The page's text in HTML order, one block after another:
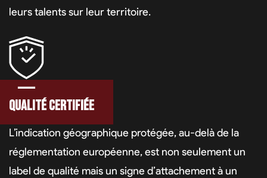
leurs talents sur leur territoire.
Qualité certifiée
L’indication géographique protégée, au-delà de la
réglementation européenne, est non seulement un
label de qualité mais un signe d’attachement à un